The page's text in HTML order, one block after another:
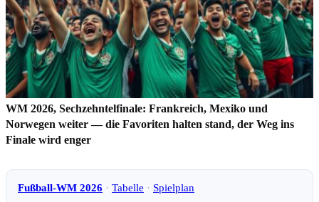
WM 2026, Sechzehntelfinale: Frankreich, Mexiko und
Norwegen weiter — die Favoriten halten stand, der Weg ins
Finale wird enger
Fußball-WM 2026 · Tabelle · Spielplan